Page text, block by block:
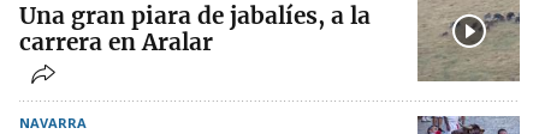
Una gran piara de jabalíes, a la
carrera en Aralar
NAVARRA